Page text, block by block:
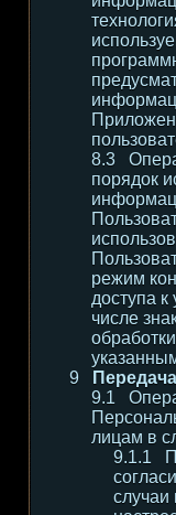
порядок
режим
доступа
числе
лицам в
случаи